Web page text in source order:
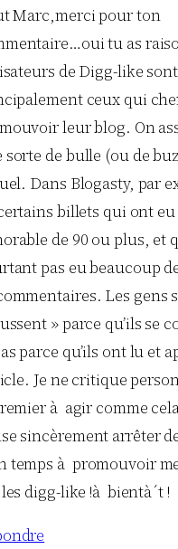
Marc,merci pour ton
tu as
de Digg-like sont
ceux qui
leur blog. On
sorte de bulle (ou de
Dans Blogasty, par
billets qui ont
de 90 ou plus, et
pas eu beaucoup
Les gens
» parce qu’ils se
parce qu’ils ont lu et
Je ne critique
à agir comme
sincèrement arrêter
temps à promouvoir
digg-like !à bientà´t !